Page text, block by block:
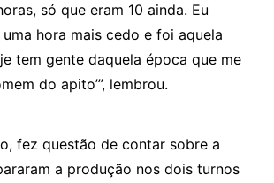
só que eram 10 ainda. Eu
hora mais cedo e foi aquela
tem gente daquela época que me
do apito’”, lembrou.
fez questão de contar sobre a
a produção nos dois turnos